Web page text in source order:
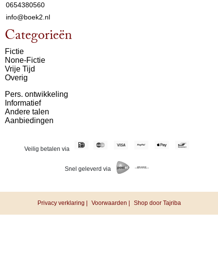
0654380560
info@boek2.nl
Categorieën
Fictie
None-Fictie
Vrije Tijd
Overig
Pers. ontwikkeling
Informatief
Andere talen
Aanbiedingen
Veilig betalen via
Snel geleverd via
Privacy verklaring | Voorwaarden | Shop door Tajriba